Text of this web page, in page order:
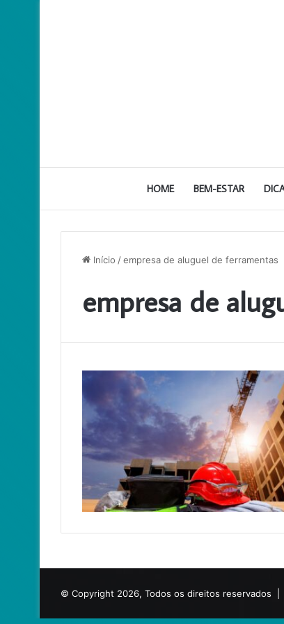
HOME BEM-ESTAR
Início /empresa de aluguel de ferramentas
empresa de
© Copyright 2026, Todos os direitos reservados |